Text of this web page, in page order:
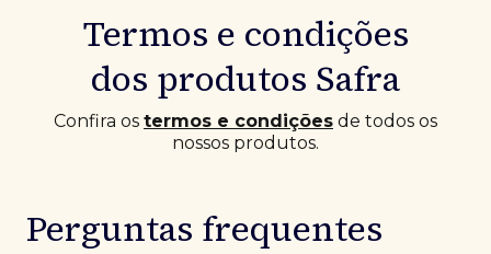
Termos e condições
dos produtos Safra
Confira os termos e condições de todos os
nossos produtos.
Perguntas frequentes